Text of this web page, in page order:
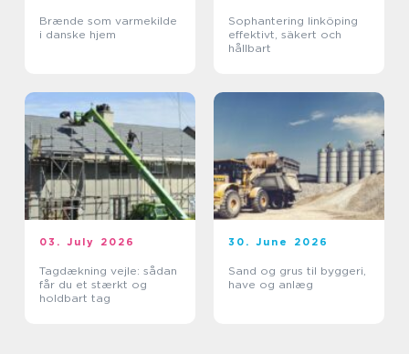
Brænde som varmekilde
i danske hjem
Sophantering linköping
effektivt, säkert och
hållbart
03. July 2026
Tagdækning vejle: sådan
får du et stærkt og
holdbart tag
30. June 2026
Sand og grus til byggeri,
have og anlæg